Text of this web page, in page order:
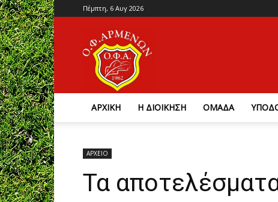
Πέμπτη, 6 Αυγ 2026
ΑΡΧΙΚΗ Η ΔΙΟΙΚΗΣΗ ΟΜΑΔΑ
ΑΡΧΕΙΟ
Τα